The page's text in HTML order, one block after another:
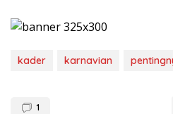
kader karnavian
1